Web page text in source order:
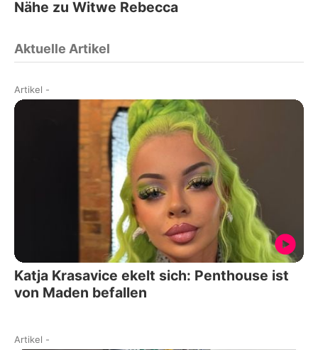
Nähe zu Witwe Rebecca
Aktuelle Artikel
Artikel -
Katja Krasavice ekelt sich: Penthouse ist
von Maden befallen
Artikel -